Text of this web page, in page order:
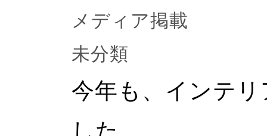
メディア掲載
未分類
今年も、インテ
した。